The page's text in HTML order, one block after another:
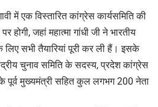
में एक विस्तारित कांग्रेस कार्यसमिति की
जहां महात्मा गांधी जी ने भारतीय
लिए सभी तैयारियां पूरी कर ली हैं। इसके
चुनाव समिति के सदस्य, प्रदेश कांग्रेस
पूर्व मुख्यमंत्री सहित कुल लगभग 200 नेता